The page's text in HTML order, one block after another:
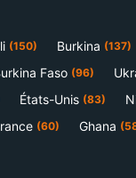
(150) Burkina (137)
Faso (96)
États-Unis (83)
(60) Ghana